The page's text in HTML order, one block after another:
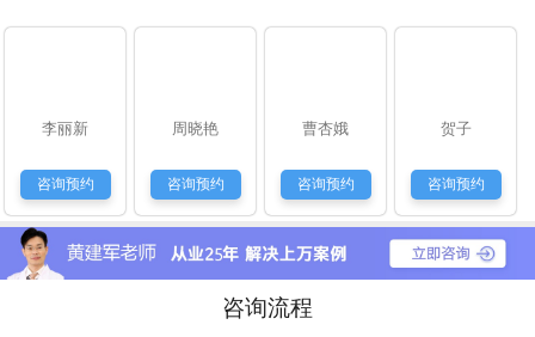
李丽新
咨询预约
周晓艳
咨询预约
曹杏娥
咨询预约
贺子
咨询预约
咨询流程